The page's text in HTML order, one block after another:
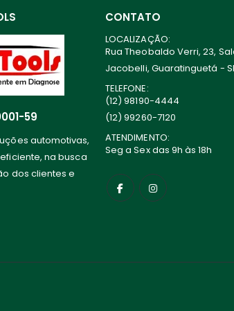
59
automotivas,
na busca
dos clientes e
CONTATO
LOCALIZAÇÃO:
Rua Theobaldo Verri, 23,
Jacobelli, Guaratinguetá -
TELEFONE:
(12) 98190-4444
(12) 99260-7120
ATENDIMENTO:
Seg a Sex das 9h às 18h